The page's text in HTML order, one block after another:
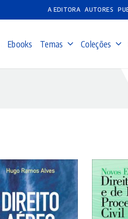
A EDITORA AUTORES
Ebooks Temas Coleções